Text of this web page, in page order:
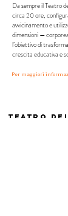
Da sempre il Teatro
circa 20 ore,
avvicinamento e
dimensioni —
l’obiettivo di
crescita educativa e
Per maggiori
Teatro